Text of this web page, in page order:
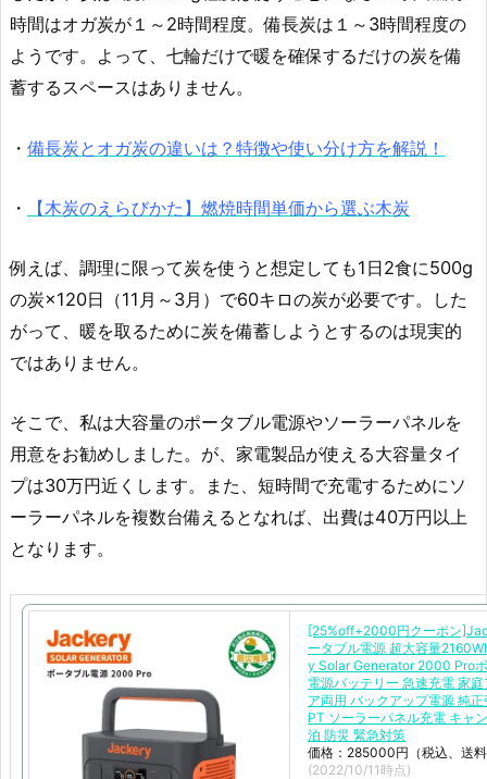
時間はオガ炭が１～2時間程度。備長炭は１～3時間程度の
ようです。よって、七輪だけで暖を確保するだけの炭を備
蓄するスペースはありません。
・ 備長炭とオガ炭の違いは？特徴や使い分け方を解説！
・ 【木炭のえらびかた】燃焼時間単価から選ぶ木炭
例えば、調理に限って炭を使うと想定しても1日2食に500g
の炭×120日（11月～3月）で60キロの炭が必要です。した
がって、暖を取るために炭を備蓄しようとするのは現実的
ではありません。
そこで、私は大容量のポータブル電源やソーラーパネルを
用意をお勧めしました。が、家電製品が使える大容量タイ
プは30万円近くします。また、短時間で充電するためにソ
ーラーパネルを複数台備えるとなれば、出費は40万円以上
となります。
[25%off+2000円クーポン
ータブル電源 超大容量
y Solar Generator 2000 Pro
電源バッテリー 急速充電 家
ア両用 バックアップ電源 純
PT ソーラーパネル充電 キャ
泊 防災 緊急対策
価格：285000円（税込、送
(2022/10/11時点)